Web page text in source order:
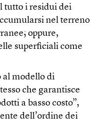
tutto i residui dei
nel terreno
oppure,
superficiali come
al modello di
che garantisce
a basso costo”,
dell’ordine dei